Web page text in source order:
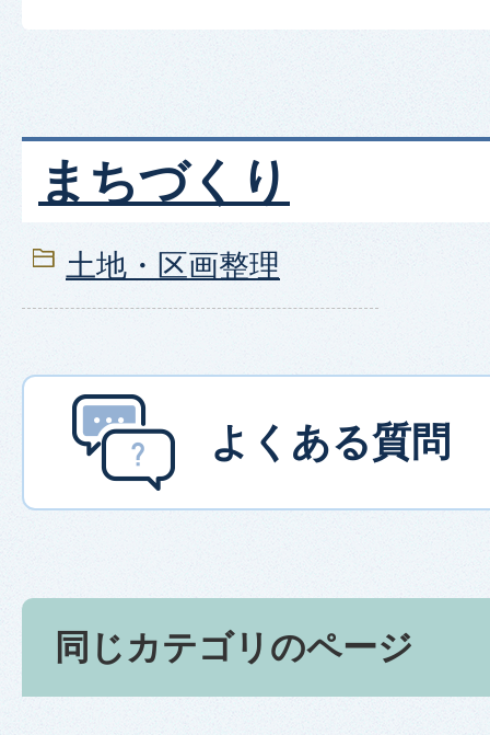
まちづくり
土地・区画整理
よくある質問
同じカテゴリのページ